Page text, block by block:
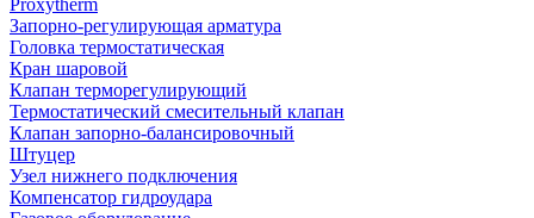
Proxytherm
Запорно-регулирующая арматура
Головка термостатическая
Кран шаровой
Клапан терморегулирующий
Термостатический смесительный клапан
Клапан запорно-балансировочный
Штуцер
Узел нижнего подключения
Компенсатор гидроудара